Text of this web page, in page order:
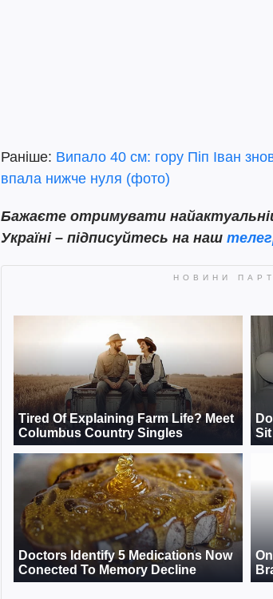
Раніше: Випало 40 см: гору Піп Іван
впала нижче нуля (фото)
Бажаєте отримувати
Україні – підписуйтесь на наш